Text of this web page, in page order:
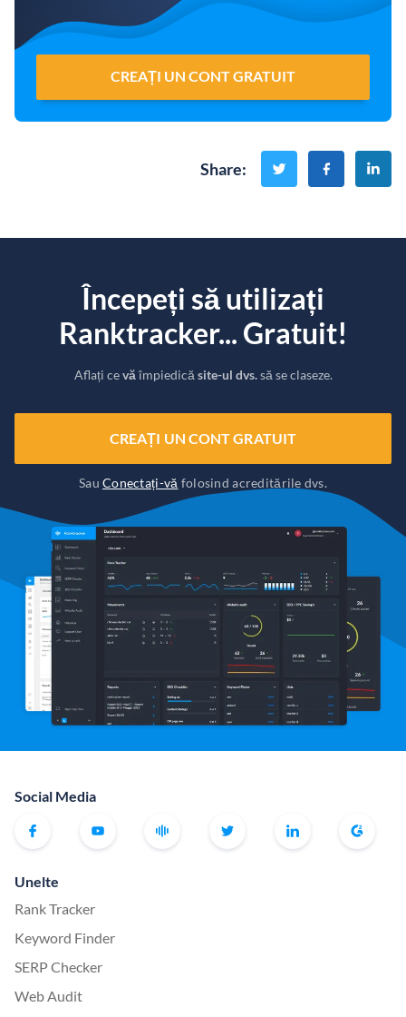
CREAȚI UN CONT GRATUIT
Share:
Începeți să utilizați
Ranktracker... Gratuit!
Aflați cevăîmpiedică site-ul dvs.să se claseze.
CREAȚI UN CONT GRATUIT
SauConectați-vă folosind acreditările dvs.
Social Media
Unelte
Rank Tracker
Keyword Finder
SERP Checker
Web Audit